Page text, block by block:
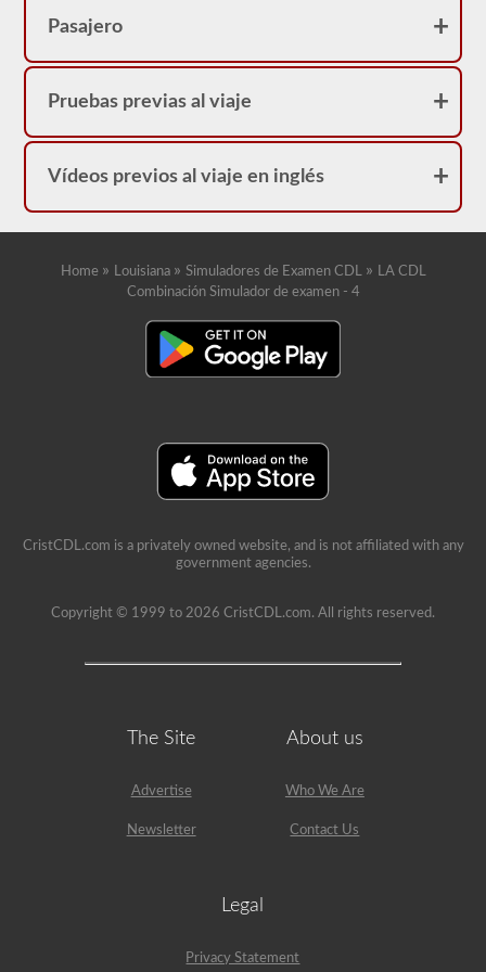
Pasajero
Pruebas previas al viaje
Vídeos previos al viaje en inglés
Home » Louisiana » Simuladores de Examen CDL » LA CDL
Combinación Simulador de examen - 4
CristCDL.com is a privately owned website, and is not affiliated with any
government agencies.
Copyright © 1999 to 2026 CristCDL.com. All rights reserved.
The Site
Advertise
Newsletter
About us
Who We Are
Contact Us
Legal
Privacy Statement